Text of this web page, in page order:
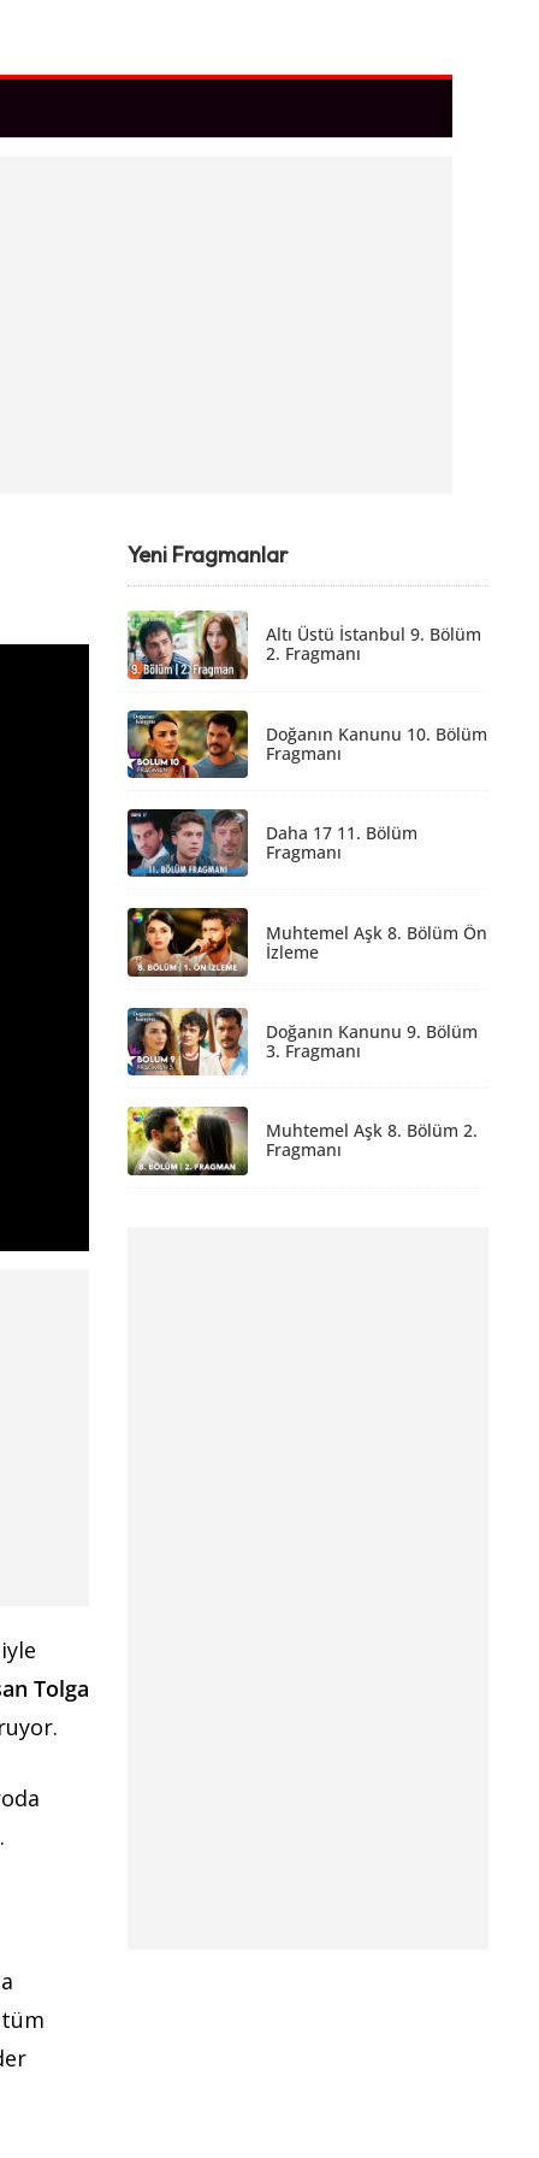
Tolga
Yeni Fragmanlar
Altı Üstü İstanbul 9. Bölüm
2. Fragmanı
Doğanın Kanunu 10. Bölüm
Fragmanı
Daha 17 11. Bölüm
Fragmanı
Muhtemel Aşk 8. Bölüm Ön
İzleme
Doğanın Kanunu 9. Bölüm
3. Fragmanı
Muhtemel Aşk 8. Bölüm 2.
Fragmanı